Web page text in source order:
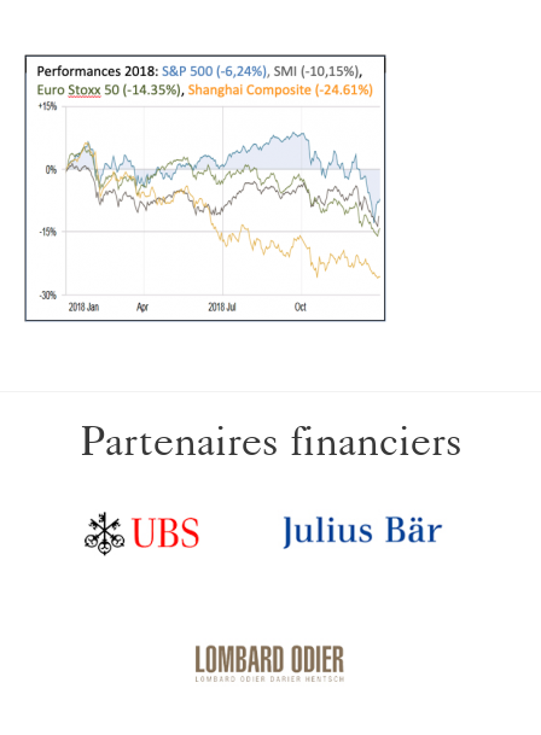
Partenaires financiers